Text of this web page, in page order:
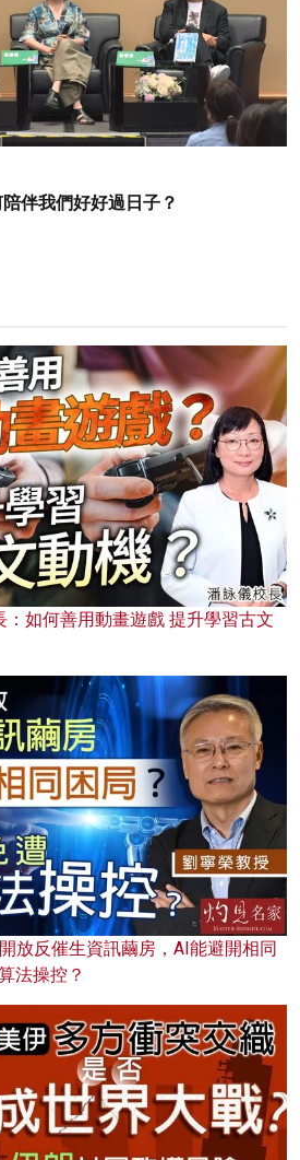
伴我們好好過日子？
如何善用動畫遊戲 提升學習古文
放反催生資訊繭房，AI能避開相同
法操控？